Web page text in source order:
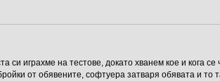
си играхме на тестове, докато хванем кое и кога
от обявените, софтуера затваря обявата и то